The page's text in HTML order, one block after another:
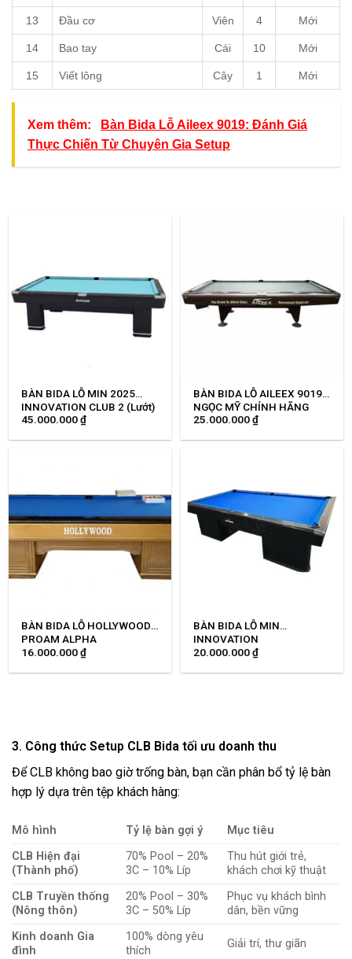
13 Đầu cơ Viên 4 Mới
14 Bao tay Cái 10 Mới
15 Viết lông Cây 1 Mới
Xem thêm:
Bàn Bida Lỗ Aileex 9019: Đánh Giá
Thực Chiến Từ Chuyên Gia Setup
BÀN BIDA LỖ MIN 2025
INNOVATION CLUB 2 (Lướt)
45.000.000₫
BÀN BIDA LỖ AILEEX 9019
NGỌC MỸ CHÍNH HÃNG
25.000.000₫
BÀN BIDA LỖ HOLLYWOOD
PROAM ALPHA
16.000.000₫
BÀN BIDA LỖ MIN
INNOVATION
20.000.000₫
3. Công thức Setup CLB Bida tối ưu doanh thu
Để CLB không bao giờ trống bàn, bạn cần phân bổ tỷ lệ bàn
hợp lý dựa trên tệp khách hàng:
Mô hình Tỷ lệ bàn gợi ý
Mục tiêu
CLB Hiện đại
(Thành phố)
70% Pool – 20%
3C – 10% Líp
Thu hút giới trẻ,
khách chơi kỹ thuật
CLB Truyền thống
(Nông thôn)
20% Pool – 30%
3C – 50% Líp
Phục vụ khách bình
dân, bền vững
Kinh doanh Gia
đình
100% dòng yêu
thích
Giải trí, thư giãn